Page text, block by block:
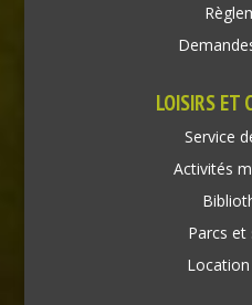
LOISIRS ET
Service
Activités
Parcs et